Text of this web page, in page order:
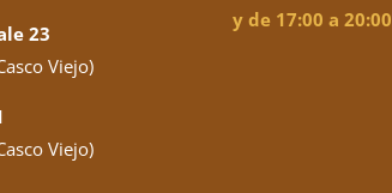
23
Viejo)
Viejo)
y de 17:00 a 20:00